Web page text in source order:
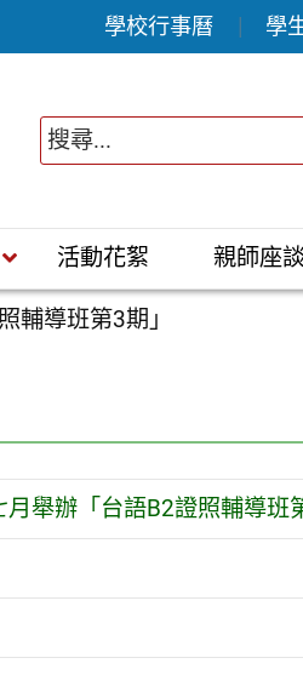
學校行事曆 學
活動花絮 親師座
輔導班第3期」
舉辦「台語B2證照輔導班